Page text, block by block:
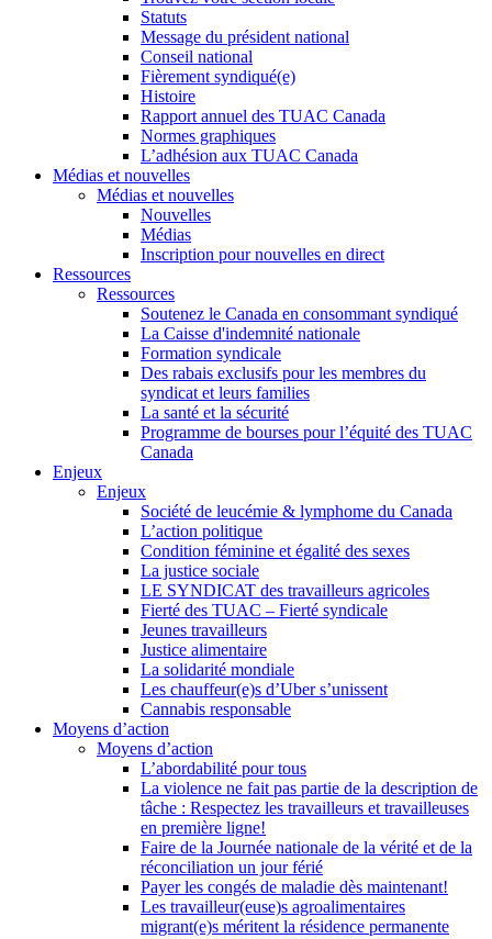
Statuts
Message du président national
Conseil national
Fièrement syndiqué(e)
Histoire
Rapport annuel des TUAC Canada
Normes graphiques
L’adhésion aux TUAC Canada
Médias et nouvelles
Médias et nouvelles
Nouvelles
Médias
Inscription pour nouvelles en direct
Ressources
Ressources
Soutenez le Canada en consommant syndiqué
La Caisse d'indemnité nationale
Formation syndicale
Des rabais exclusifs pour les membres du
syndicat et leurs families
La santé et la sécurité
Programme de bourses pour l’équité des TUAC
Canada
Enjeux
Enjeux
Société de leucémie & lymphome du Canada
L’action politique
Condition féminine et égalité des sexes
La justice sociale
LE SYNDICAT des travailleurs agricoles
Fierté des TUAC – Fierté syndicale
Jeunes travailleurs
Justice alimentaire
La solidarité mondiale
Les chauffeur(e)s d’Uber s’unissent
Cannabis responsable
Moyens d’action
Moyens d’action
L’abordabilité pour tous
La violence ne fait pas partie de la description de
tâche : Respectez les travailleurs et travailleuses
en première ligne!
Faire de la Journée nationale de la vérité et de la
réconciliation un jour férié
Payer les congés de maladie dès maintenant!
Les travailleur(euse)s agroalimentaires
migrant(e)s méritent la résidence permanente